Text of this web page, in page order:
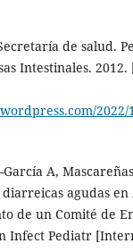
de salud.
Intestinales.
2022/
A,
agudas
de un Comité de
Infect Pediatr